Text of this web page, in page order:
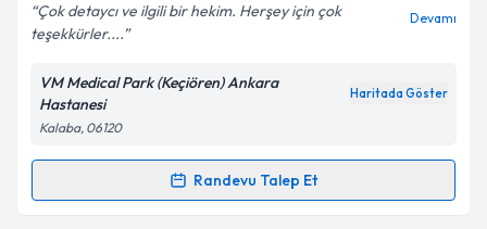
Çok detaycı ve ilgili bir hekim. Herşey için çok
teşekkürler....
Devamı
VM Medical Park (Keçiören) Ankara
Hastanesi
Haritada Göster
Kalaba, 06120
Randevu Talep Et
Randevu Takvimi Talebi